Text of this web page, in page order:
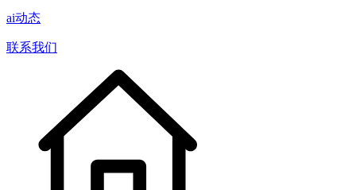
ai动态
联系我们